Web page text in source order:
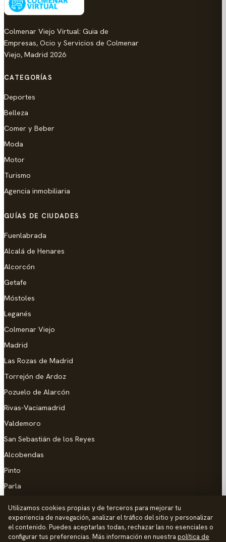
Colmenar Viejo Virtual: Guia de
Empresas, Ocio y Servicios de Colmenar
Viejo, Madrid 2026
CATEGORÍAS
Deportes
Belleza
Comer y Beber
Moda
Motor
Turismo
Agencia inmobiliaria
GUÍAS DE CIUDADES
Fuenlabrada
Alcalá de Henares
Alcorcón
Getafe
Móstoles
Leganés
Colmenar Viejo
Madrid
Las Rozas de Madrid
Torrejón de Ardoz
Pozuelo de Alarcón
Rivas-Vaciamadrid
Valdemoro
San Sebastián de los Reyes
Alcobendas
Pinto
Parla
AYUDA
Utilizamos cookies propias y de terceros para mejorar tu
experiencia de navegación, analizar el tráfico del sitio y personalizar
el contenido. Puedes aceptarlas todas, rechazar las no esenciales o
configurar tus preferencias. Más información en nuestra política de